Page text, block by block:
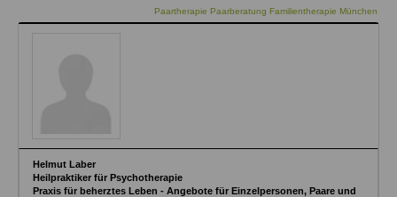
Paartherapie Paarberatung Familientherapie München
Helmut Laber
Heilpraktiker für Psychotherapie
Praxis für beherztes Leben - Angebote für Einzelpersonen, Paare und